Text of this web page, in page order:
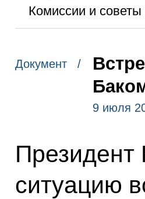
Комиссии и советы
Документ /
9 июля
ситуацию